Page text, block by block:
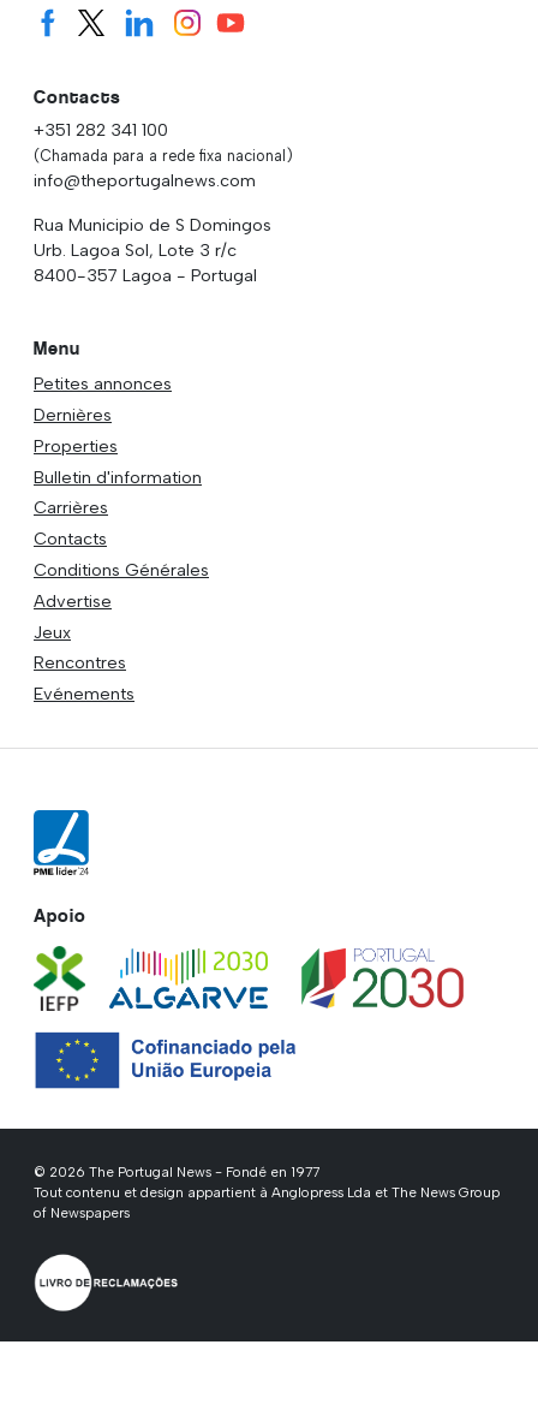
Contacts
+351 282 341 100
(Chamada para a rede fixa nacional)
info@theportugalnews.com
Rua Municipio de S Domingos
Urb. Lagoa Sol, Lote 3 r/c
8400-357 Lagoa - Portugal
Menu
Petites annonces
Dernières
Properties
Bulletin d'information
Carrières
Contacts
Conditions Générales
Advertise
Jeux
Rencontres
Evénements
Apoio
© 2026 The Portugal News - Fondé en 1977
Tout contenu et design appartient à Anglopress Lda et The News Group
of Newspapers